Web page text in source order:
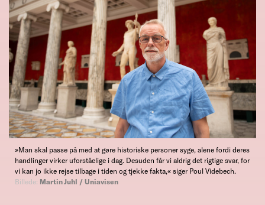
»Man skal passe på med at gøre historiske personer syge, alene fordi deres
handlinger virker uforståelige i dag. Desuden får vi aldrig det rigtige svar, for
vi kan jo ikke rejse tilbage i tiden og tjekke fakta,« siger Poul Videbech.
Billede: Martin Juhl / Uniavisen